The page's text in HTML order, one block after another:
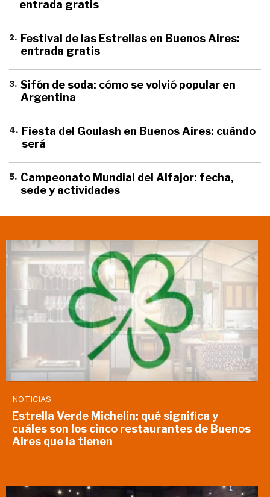
entrada gratis
2. Festival de las Estrellas en Buenos Aires:
entrada gratis
3. Sifón de soda: cómo se volvió popular en
Argentina
4. Fiesta del Goulash en Buenos Aires: cuándo
será
5. Campeonato Mundial del Alfajor: fecha,
sede y actividades
NOTICIAS
Estrella Verde Michelin: qué significa y
cuáles son los cinco restaurantes de Buenos
Aires que la tienen